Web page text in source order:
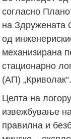
согласно
на Здружената
од
механизирана
стационарно
(АП) „Криволак“.
Целта на
извежбување
правилна и